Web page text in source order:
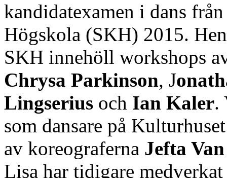
kandidatexamen i dans
Högskola (SKH) 2015.
SKH innehöll workshops
Chrysa Parkinson, J
Lingserius och Ian Kaler.
som dansare på
av koreograferna Jefta
Lisa har tidigare